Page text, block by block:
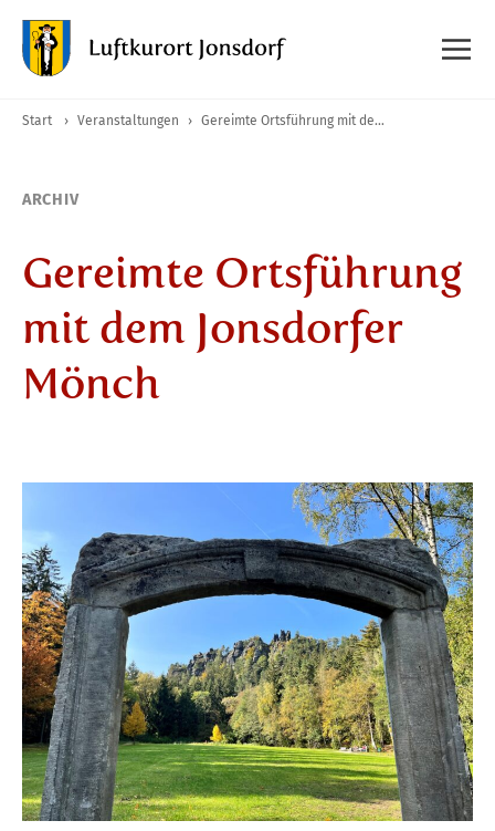
Start › Veranstaltungen › Gereimte Ortsführung mit dem Jonsdorfer Mönch
ARCHIV
Gereimte Ortsführung
mit dem Jonsdorfer
Mönch